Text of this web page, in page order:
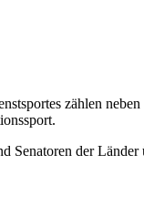
zählen
der